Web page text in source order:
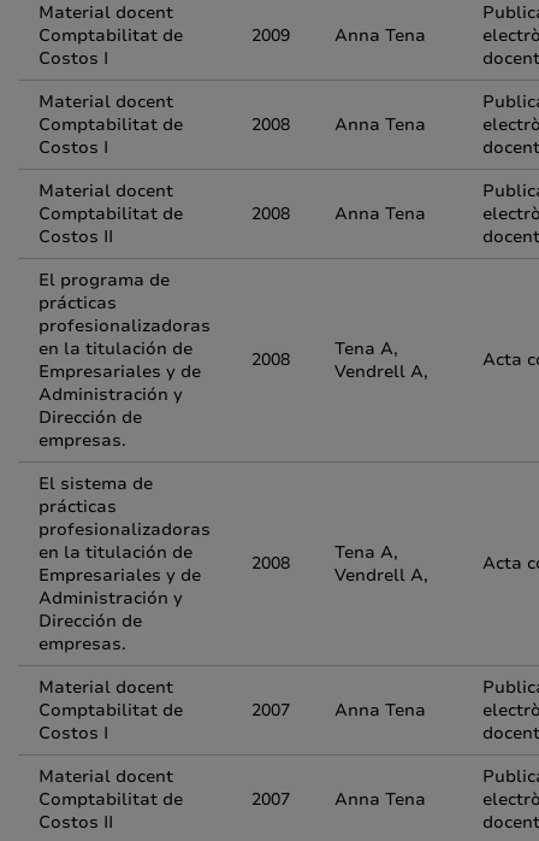
Material docent
Comptabilitat de
Costos I
2009 Anna Tena
docent
Material docent
Comptabilitat de
Costos I
2008 Anna Tena
docent
Material docent
Comptabilitat de
Costos II
2008 Anna Tena
docent
El programa de
prácticas
profesionalizadoras
en la titulación de
Empresariales y de
Administración y
Dirección de
empresas.
2008
Tena A,
Vendrell A,
Acta
El sistema de
prácticas
profesionalizadoras
en la titulación de
Empresariales y de
Administración y
Dirección de
empresas.
2008
Tena A,
Vendrell A,
Acta
Material docent
Comptabilitat de
Costos I
2007 Anna Tena
docent
Material docent
Comptabilitat de
Costos II
2007 Anna Tena
docent